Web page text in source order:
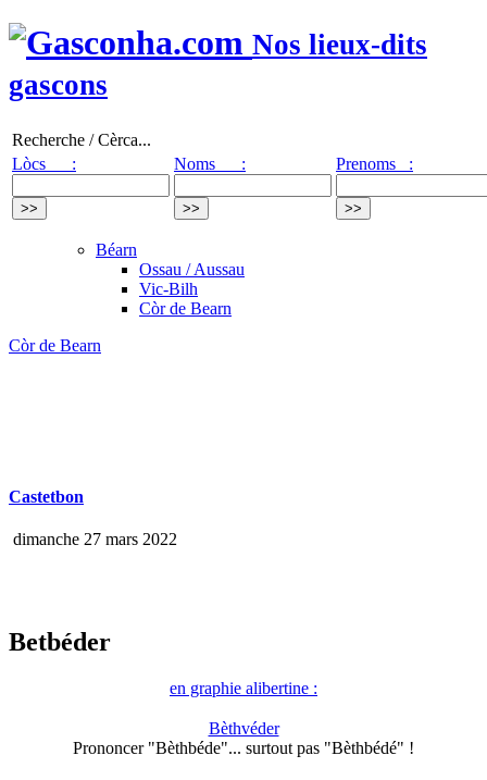
Nos lieux-dits
gascons
Recherche / Cèrca...
Lòcs :
Noms : Prenoms :
Béarn
Ossau / Aussau
Vic-Bilh
Còr de Bearn
Còr de Bearn
Castetbon
dimanche 27 mars 2022
Betbéder
en graphie alibertine :
Bèthvéder
Prononcer "Bèthbéde"... surtout pas "Bèthbédé" !